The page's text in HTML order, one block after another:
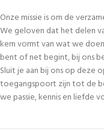
Onze missie is om de
We geloven dat het delen
kern vormt van wat we
bent of net begint, bij ons
Sluit je aan bij ons op deze
toegangspoort zijn tot de
we passie, kennis en liefde